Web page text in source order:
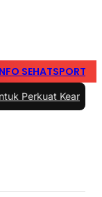
SEHATSPORTS
Keandalan